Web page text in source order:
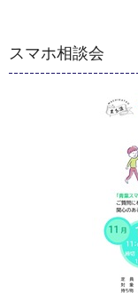
スマホ相談会